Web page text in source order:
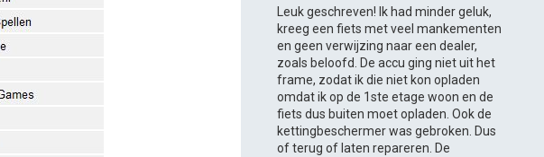
Leuk geschreven! Ik had minder geluk,
kreeg een fiets met veel mankementen
en geen verwijzing naar een dealer,
zoals beloofd. De accu ging niet uit het
frame, zodat ik die niet kon opladen
omdat ik op de 1ste etage woon en de
fiets dus buiten moet opladen. Ook de
kettingbeschermer was gebroken. Dus
of terug of laten repareren. De